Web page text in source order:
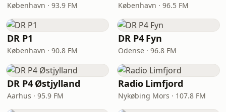
København · 93.9 FM København · 96.5 FM
DR P1
København · 90.8 FM
DR P4 Fyn
Odense · 96.8 FM
DR P4 Østjylland
Aarhus · 95.9 FM
Radio Limfjord
Nykøbing Mors · 107.8 FM